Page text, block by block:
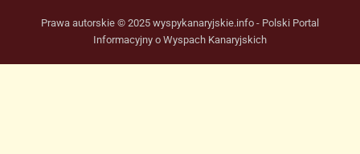
Prawa autorskie © 2025 wyspykanaryjskie.info - Polski Portal
Informacyjny o Wyspach Kanaryjskich